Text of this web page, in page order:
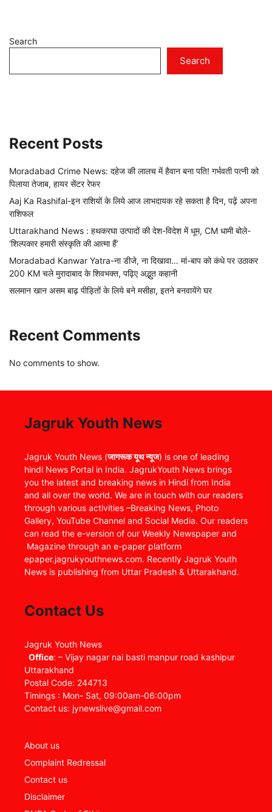
Search
Search
Recent Posts
Moradabad Crime News: दहेज की लालच में हैवान बना पति! गर्भवती पत्नी को
पिलाया तेजाब, हायर सेंटर रेफर
Aaj Ka Rashifal-इन राशियों के लिये आज लाभदायक रहे सकता है दिन, पढ़ें अपना
राशिफल
Uttarakhand News : हथकरघा उत्पादों की देश-विदेश में धूम, CM धामी बोले-
‘शिल्पकार हमारी संस्कृति की आत्मा हैं’
Moradabad Kanwar Yatra-ना डीजे, ना दिखावा… मां-बाप को कंधे पर उठाकर
200 KM चले मुरादाबाद के शिवभक्त, पढ़िए अद्भुत कहानी
सलमान खान असम बाढ़ पीड़ितों के लिये बने मसीहा, इतने बनवायेंगे घर
Recent Comments
No comments to show.
Jagruk Youth News
Jagruk Youth News (जागरूक यूथ न्यूज) is one of leading
hindi News Portal in India. JagrukYouth News brings
you the latest and breaking news in Hindi from India
and all over the world. We are in touch with our readers
through various activities –Breaking News, Photo
Gallery, YouTube Channel and Social Media. Our readers
can read the e-version of our Weekly Newspaper and
Magazine through an e-paper platform
epaper.jagrukyouthnews.com. Recently Jagruk Youth
News is publishing from Uttar Pradesh & Uttarakhand.
Contact Us
Jagruk Youth News
Office: – Vijay nagar nai basti manpur road kashipur
Uttarakhand
Postal Code: 244713
Timings : Mon- Sat, 09:00am-06:00pm
Contact us: jynewslive@gmail.com
About us
Complaint Redressal
Contact us
Disclaimer